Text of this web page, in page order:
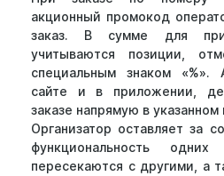
акционный промокод
заказ. В сумме для
учитываются позиции,
специальным знаком «%».
сайте и в приложении,
заказе напрямую в указанном
Организатор оставляет за
функциональность
пересекаются с другими, а